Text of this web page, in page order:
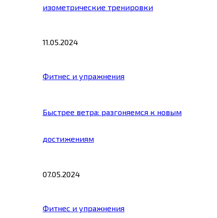
изометрические тренировки
11.05.2024
Фитнес и упражнения
Быстрее ветра: разгоняемся к новым
достижениям
07.05.2024
Фитнес и упражнения